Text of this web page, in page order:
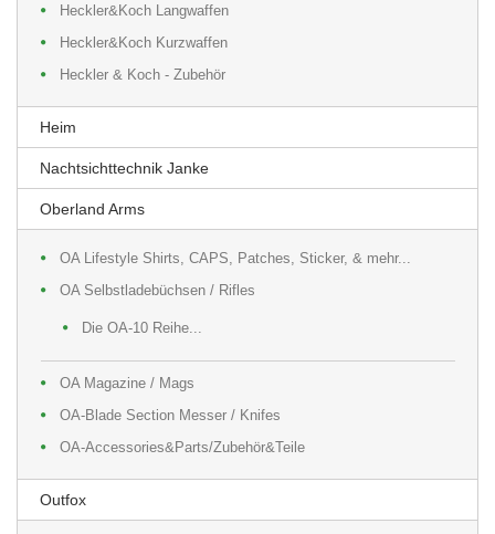
Heckler&Koch Langwaffen
Heckler&Koch Kurzwaffen
Heckler & Koch - Zubehör
Heim
Nachtsichttechnik Janke
Oberland Arms
OA Lifestyle Shirts, CAPS, Patches, Sticker, & mehr...
OA Selbstladebüchsen / Rifles
Die OA-10 Reihe...
OA Magazine / Mags
OA-Blade Section Messer / Knifes
OA-Accessories&Parts/Zubehör&Teile
Outfox